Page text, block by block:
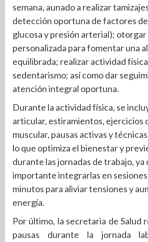
semana, aunado a realizar
detección oportuna de factores
glucosa y presión arterial); otorgar
personalizada para fomentar una
equilibrada; realizar actividad
sedentarismo; así como dar
atención integral oportuna.
Durante la actividad física, se
articular, estiramientos, ejercicios
muscular, pausas activas y
lo que optimiza el bienestar y
durante las jornadas de trabajo, ya
importante integrarlas en sesiones
minutos para aliviar tensiones y
energía.
Por último, la secretaria de Salud
pausas durante la jornada